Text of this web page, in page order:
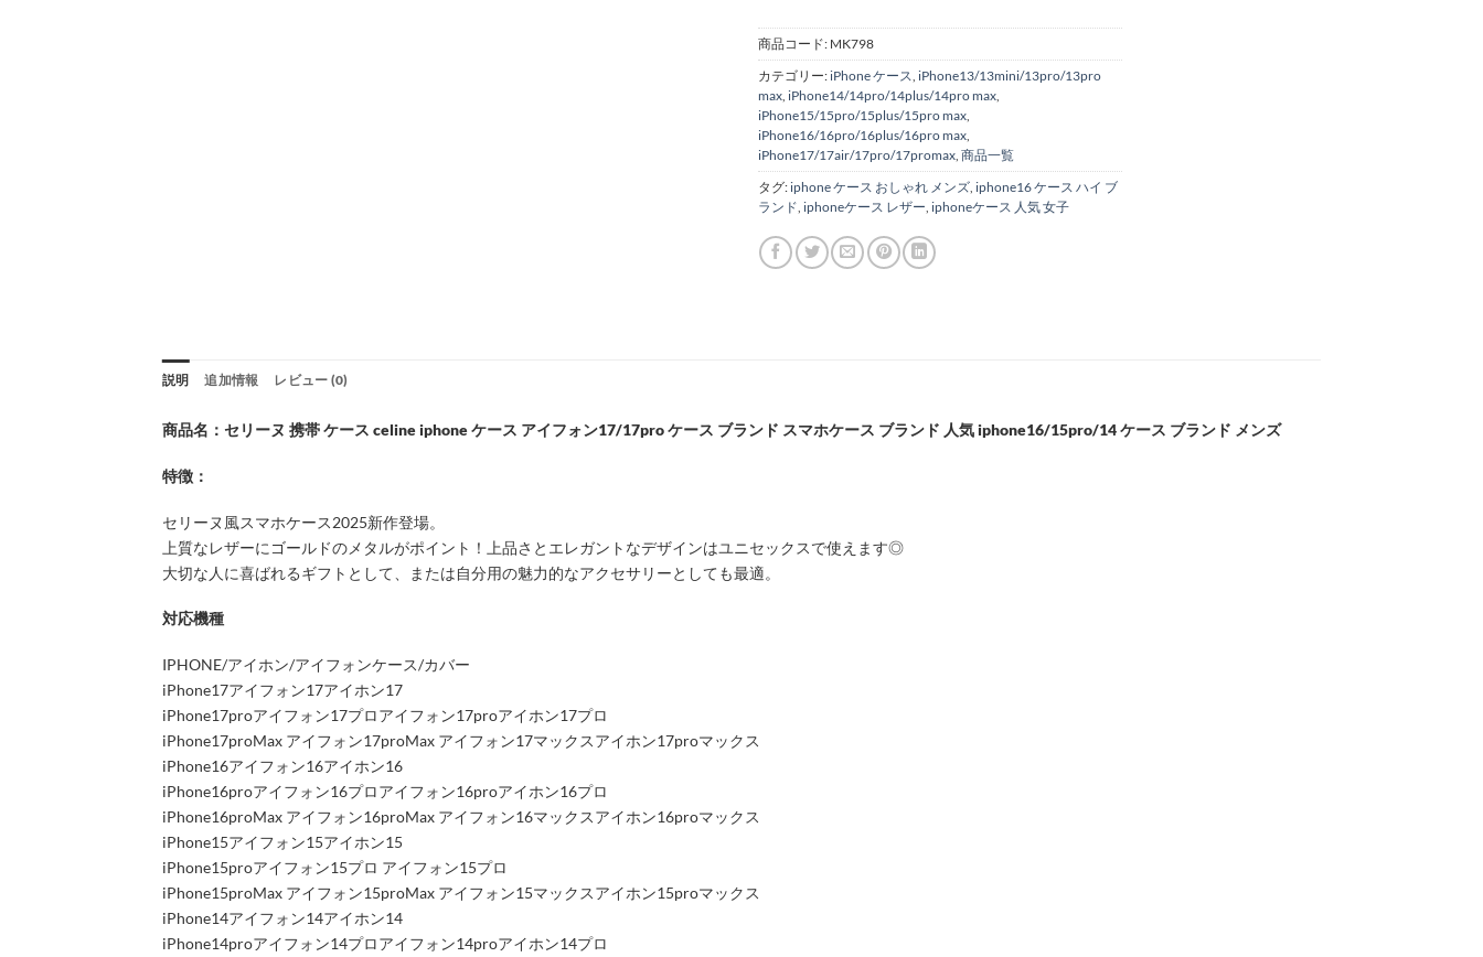
商品コード: MK798
カテゴリー: iPhone ケース
iPhone13/13mini/13pro/13pro
max iPhone14/14pro/14plus/14pro max
iPhone15/15pro/15plus/15pro max
iPhone16/16pro/16plus/16pro max
iPhone17/17air/17pro/17promax 商品一覧
タグ: iphone ケース おしゃれ メンズ iphone16 ケース ハイ ブ
ランド iphoneケース レザー iphoneケース 人気 女子
説明 追加情報 レビュー (0)
商品名：セリーヌ 携帯 ケース celine iphone ケース アイフォン17/17pro ケース ブランド スマホケース ブランド 人気 iphone16/15pro/14 ケース ブランド メンズ
特徴：
セリーヌ風スマホケース2025新作登場。
上質なレザーにゴールドのメタルがポイント！上品さとエレガントなデザインはユニセックスで使えます◎
大切な人に喜ばれるギフトとして、または自分用の魅力的なアクセサリーとしても最適。
対応機種
IPHONE/アイホン/アイフォンケース/カバー
iPhone17アイフォン17アイホン17
iPhone17proアイフォン17プロアイフォン17proアイホン17プロ
iPhone17proMax アイフォン17proMax アイフォン17マックスアイホン17proマックス
iPhone16アイフォン16アイホン16
iPhone16proアイフォン16プロアイフォン16proアイホン16プロ
iPhone16proMax アイフォン16proMax アイフォン16マックスアイホン16proマックス
iPhone15アイフォン15アイホン15
iPhone15proアイフォン15プロ アイフォン15プロ
iPhone15proMax アイフォン15proMax アイフォン15マックスアイホン15proマックス
iPhone14アイフォン14アイホン14
iPhone14proアイフォン14プロアイフォン14proアイホン14プロ